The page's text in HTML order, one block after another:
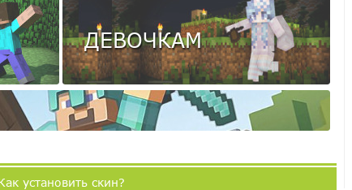
ДЕВОЧКАМ
установить скин?